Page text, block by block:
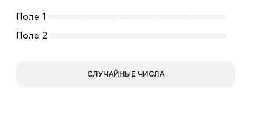
Поле 1
Поле 2
СЛУЧАЙНЫЕ ЧИСЛА